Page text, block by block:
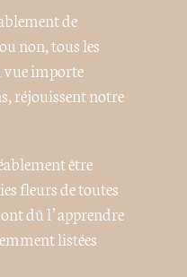
de
non, tous les
vue importe
réjouissent notre
être
fleurs de toutes
dû l’apprendre
listées